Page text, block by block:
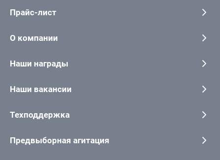
Прайс-лист
О компании
Наши награды
Наши вакансии
Техподдержка
Предвыборная агитация